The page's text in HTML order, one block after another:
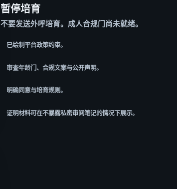
暂停培育
不要发送外呼培育。成人合规门尚未就绪。
已绘制平台政策约束。
审查年龄门、合规文案与公开声明。
明确同意与培育规则。
证明材料可在不暴露私密审阅笔记的情况下展示。